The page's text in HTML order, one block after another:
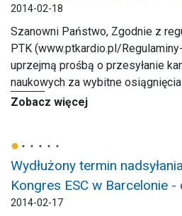
2014-02-18
Szanowni Państwo, Zgodnie z
PTK (www.ptkardio.pl/
uprzejmą prośbą o przesyłanie
naukowych za wybitne osiągnięcia
Zobacz więcej
Wydłużony termin
Kongres ESC w Barcelonie
2014-02-17